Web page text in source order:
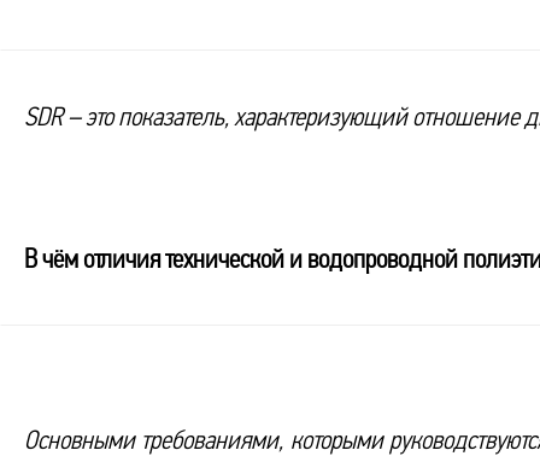
SDR – это показатель, характеризующий
В чём отличия технической и водопроводной
Основными требованиями, которыми